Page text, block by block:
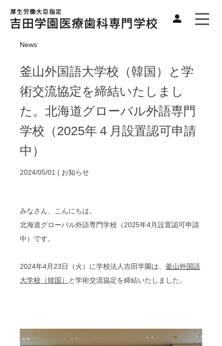
News
釜山外国語大学校（韓国）と学
術交流協定を締結いたしまし
た。北海道グローバル外語専門
学校（2025年４月設置認可申請
中）
2024/05/01 | お知らせ
みなさん、こんにちは。
北海道グローバル外語専門学校（2025年4月設置認可申請
中）です。
2024年4月 23日（火）に学校法人吉田学園は、 釜山外国語
大学校（韓国）
と学術交流協定を締結いたしました。